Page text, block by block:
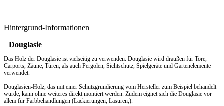
Hintergrund-Informationen
Douglasie
Das Holz der Douglasie ist vielseitig zu verwenden. Douglasie wird draußen für Tore,
Carports, Zäune, Türen, als auch Pergolen, Sichtschutz, Spielgeräte und Gartenelemente
verwendet.
Douglasien-Holz, das mit einer Schutzgrundierung vom Hersteller zum Beispiel behandelt
wurde, kann ohne weiteres direkt montiert werden. Zudem eignet sich die Douglasie vor
allem für Farbbehandlungen (Lackierungen, Lasuren,).